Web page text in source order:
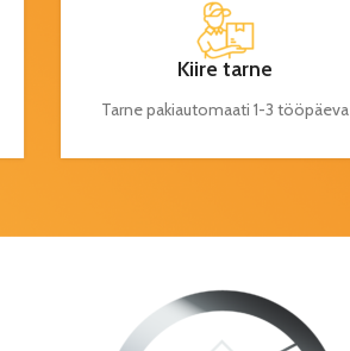
Kiire tarne
Tarne pakiautomaati 1-3 tööpäeva